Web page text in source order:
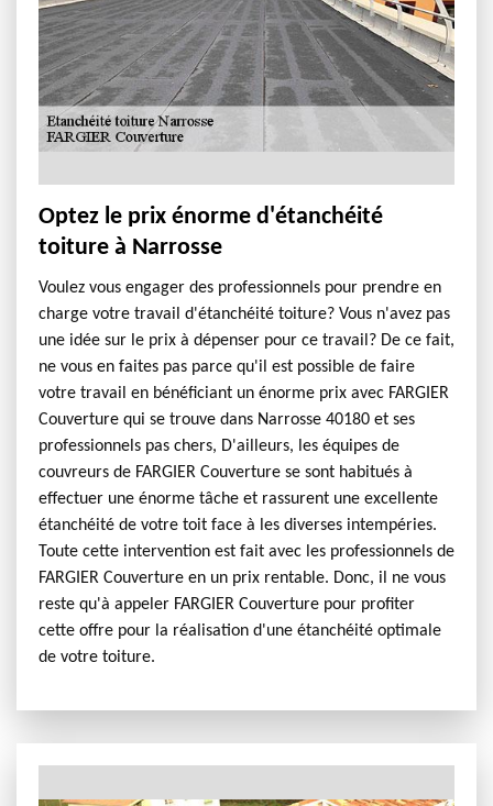
Optez le prix énorme d'étanchéité
toiture à Narrosse
Voulez vous engager des professionnels pour prendre en
charge votre travail d'étanchéité toiture? Vous n'avez pas
une idée sur le prix à dépenser pour ce travail? De ce fait,
ne vous en faites pas parce qu'il est possible de faire
votre travail en bénéficiant un énorme prix avec FARGIER
Couverture qui se trouve dans Narrosse 40180 et ses
professionnels pas chers, D'ailleurs, les équipes de
couvreurs de FARGIER Couverture se sont habitués à
effectuer une énorme tâche et rassurent une excellente
étanchéité de votre toit face à les diverses intempéries.
Toute cette intervention est fait avec les professionnels de
FARGIER Couverture en un prix rentable. Donc, il ne vous
reste qu'à appeler FARGIER Couverture pour profiter
cette offre pour la réalisation d'une étanchéité optimale
de votre toiture.